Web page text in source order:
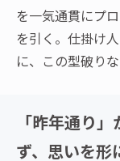
を一気通貫にプ
を引く。仕掛け
に、この型破り
「昨年通り
ず、思いを形